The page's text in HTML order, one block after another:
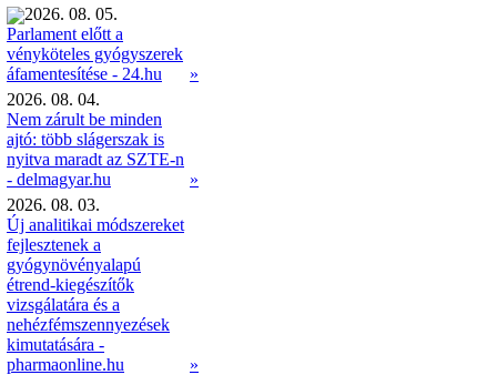
2026. 08. 05.
Parlament előtt a
vényköteles gyógyszerek
áfamentesítése - 24.hu
»
2026. 08. 04.
Nem zárult be minden
ajtó: több slágerszak is
nyitva maradt az SZTE-n
- delmagyar.hu
»
2026. 08. 03.
Új analitikai módszereket
fejlesztenek a
gyógynövényalapú
étrend-kiegészítők
vizsgálatára és a
nehézfémszennyezések
kimutatására -
pharmaonline.hu
»